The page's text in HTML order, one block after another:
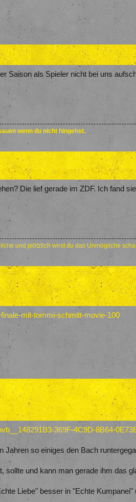
Saison als Spieler nicht bei uns
wenn du nicht hingehst.
Die lief gerade im ZDF. Ich fand
und plötzlich wirst du das Unmögliche
mit-tommi-schmitt-movie-100
369F-4C9D-8B64-
Jahren so einiges den Bach
sollte und kann man gerade ihm das
Liebe" besser in "Echte Kumpanei"